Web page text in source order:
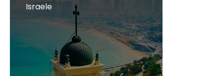
Israele